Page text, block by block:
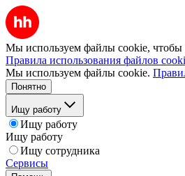
Мы используем файлы cookie, чтобы
Правила использования файлов
Мы используем файлы cookie.
Понятно
Ищу работу
Ищу работу
Ищу работу
Ищу сотрудника
Сервисы